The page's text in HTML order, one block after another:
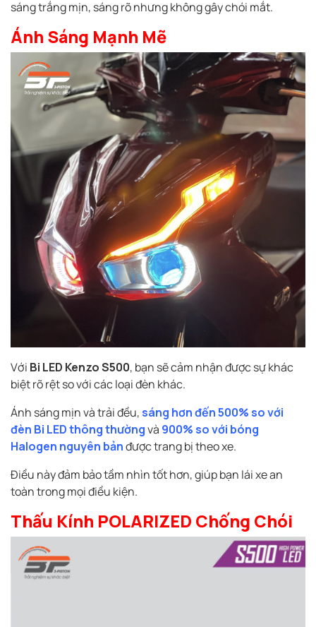
sáng trắng mịn, sáng rõ nhưng không gây chói mắt.
Ánh Sáng Mạnh Mẽ
Với Bi LED Kenzo S500, bạn sẽ cảm nhận được sự khác
biệt rõ rệt so với các loại đèn khác.
Ánh sáng mịn và trải đều,sáng hơn đến 500% so với
đèn Bi LED thông thườngvà 900% so với bóng
Halogen nguyên bảnđược trang bị theo xe.
Điều này đảm bảo tầm nhìn tốt hơn, giúp bạn lái xe an
toàn trong mọi điều kiện.
Thấu Kính POLARIZED Chống Chói